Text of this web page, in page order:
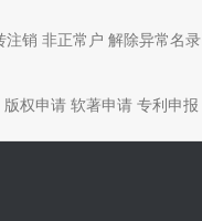
注销 非正常户 解除异常名录
版权申请 软著申请 专利申报